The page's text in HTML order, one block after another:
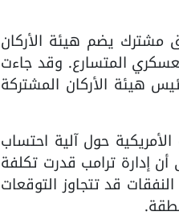
مشترك يضم هيئة الأركان
المتسارع. وقد جاءت
هيئة الأركان المشتركة
حول آلية احتساب
إدارة ترامب قدرت تكلفة
مما يشير إلى أن النفقات قد تتجاوز التوقعات